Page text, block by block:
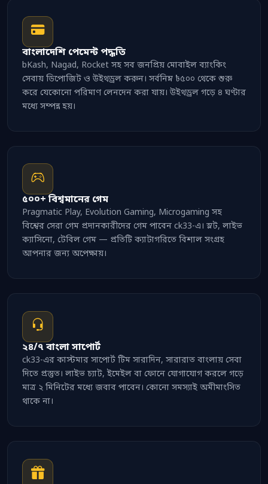
বাংলাদেশি পেমেন্ট পদ্ধতি
bKash, Nagad, Rocket সহ সব জনপ্রিয় মোবাইল ব্যাংকিং
সেবায় ডিপোজিট ও উইথড্রল করুন। সর্বনিম্ন ৳৫০০ থেকে শুরু
করে যেকোনো পরিমাণ লেনদেন করা যায়। উইথড্রল গড়ে ৪ ঘণ্টার
মধ্যে সম্পন্ন হয়।
৫০০+ বিশ্বমানের গেম
Pragmatic Play, Evolution Gaming, Microgaming সহ
বিশ্বের সেরা গেম প্রদানকারীদের গেম পাবেন ck33-এ। স্লট, লাইভ
ক্যাসিনো, টেবিল গেম — প্রতিটি ক্যাটাগরিতে বিশাল সংগ্রহ
আপনার জন্য অপেক্ষায়।
২৪/৭ বাংলা সাপোর্ট
ck33-এর কাস্টমার সাপোর্ট টিম সারাদিন, সারারাত বাংলায় সেবা
দিতে প্রস্তুত। লাইভ চ্যাট, ইমেইল বা ফোনে যোগাযোগ করলে গড়ে
মাত্র ২ মিনিটের মধ্যে জবাব পাবেন। কোনো সমস্যাই অমীমাংসিত
থাকে না।